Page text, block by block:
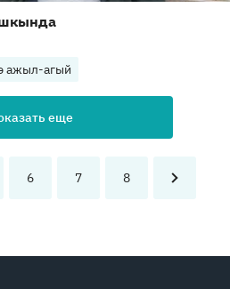
ажыл-агый
еще
6 7 8